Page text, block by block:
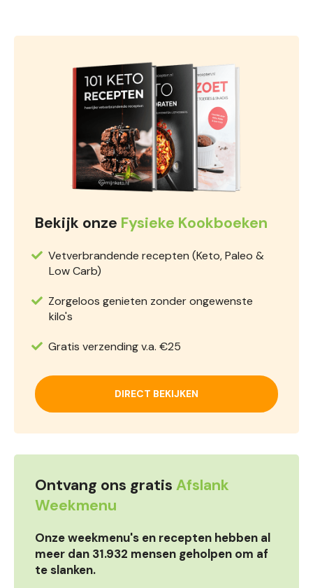
Bekijk onze Fysieke Kookboeken
Vetverbrandende recepten (Keto, Paleo &
Low Carb)
Zorgeloos genieten zonder ongewenste
kilo's
Gratis verzending v.a. €25
DIRECT BEKIJKEN
Ontvang ons gratis Afslank
Weekmenu
Onze weekmenu's en recepten hebben al
meer dan 31.932 mensen geholpen om af
te slanken.